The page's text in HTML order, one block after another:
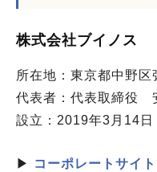
株式会社ブイノス
所在地：東京都中野
代表者：代表取締役
設立：2019年3月14日
▶ コーポレートサイト